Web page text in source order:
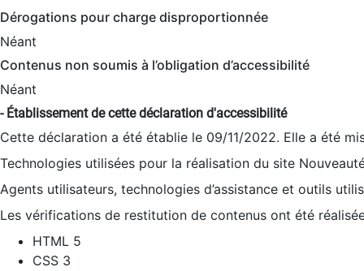
Dérogations pour charge disproportionnée
Néant
Contenus non soumis à l’obligation d’accessibilité
Néant
- Établissement de cette déclaration d'accessibilité
Cette déclaration a été établie le 09/11/2022. Elle a été
Technologies utilisées pour la réalisation du site
Agents utilisateurs, technologies d’assistance et outils
Les vérifications de restitution de contenus ont été
HTML 5
CSS 3